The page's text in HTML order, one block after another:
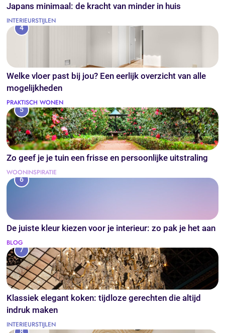
Japans minimaal: de kracht van minder in huis
INTERIEURSTIJLEN
4
Welke vloer past bij jou? Een eerlijk overzicht van alle
mogelijkheden
PRAKTISCH WONEN
5
Zo geef je je tuin een frisse en persoonlijke uitstraling
WOONINSPIRATIE
6
De juiste kleur kiezen voor je interieur: zo pak je het aan
BLOG
7
Klassiek elegant koken: tijdloze gerechten die altijd
indruk maken
INTERIEURSTIJLEN